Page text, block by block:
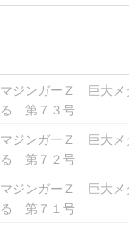
ジンガーＺ 巨大メ
る 第７３号
ジンガーＺ 巨大メ
る 第７２号
ジンガーＺ 巨大メ
る 第７１号